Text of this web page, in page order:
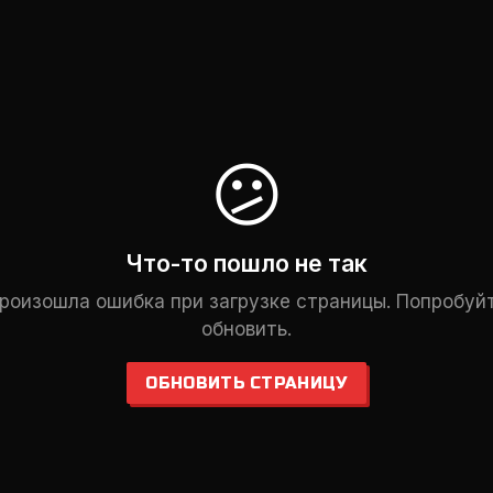
😕
Что-то пошло не так
ошибка при загрузке страницы.
обновить.
ОБНОВИТЬ СТРАНИЦУ